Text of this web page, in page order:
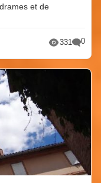
et de
331 0